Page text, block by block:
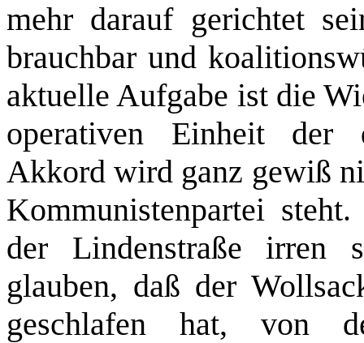
mehr darauf gerichtet
brauchbar und
aktuelle Aufgabe ist die
operativen Einheit der
Akkord wird ganz gewiß
Kommunistenpartei
der Lindenstraße irren
glauben, daß der
geschlafen hat, von